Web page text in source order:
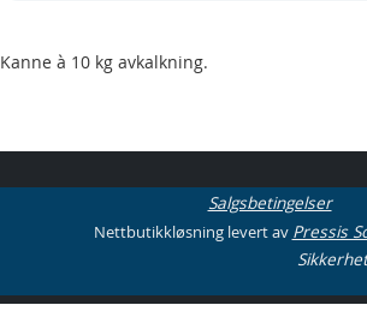
Kanne à 10 kg avkalkning.
Salgsbetingelser
Nettbutikkløsning levert av Pressis